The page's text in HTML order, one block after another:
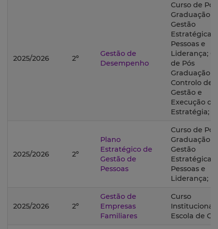
2025/2026 2º
Gestão de
Desempenho
Curso de Pós
Graduação
Gestão
Estratégica
Pessoas e
Liderança;
de Pós
Graduação
Controlo de
Gestão e
Execução da
Estratégia;
2025/2026 2º
Plano
Estratégico de
Gestão de
Pessoas
Curso de Pós
Graduação
Gestão
Estratégica
Pessoas e
Liderança;
2025/2026 2º
Gestão de
Empresas
Familiares
Curso
Institucional
Escola de